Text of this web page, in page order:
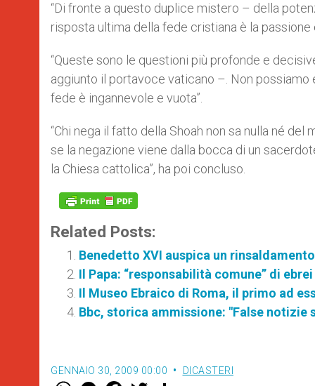
“Di fronte a questo duplice mistero – della
risposta ultima della fede cristiana è la passione
“Queste sono le questioni più profonde e
aggiunto il portavoce vaticano –. Non possiamo
fede è ingannevole e vuota”.
“Chi nega il fatto della Shoah non sa nulla né
se la negazione viene dalla bocca di un
la Chiesa cattolica”, ha poi concluso.
Related Posts:
Benedetto XVI auspica un
Il Papa: “responsabilità comune” di
Il Museo Ebraico di Roma, il primo ad
Bbc, storica ammissione: "False notizie
GENNAIO 30, 2009 00:00 DICASTERI